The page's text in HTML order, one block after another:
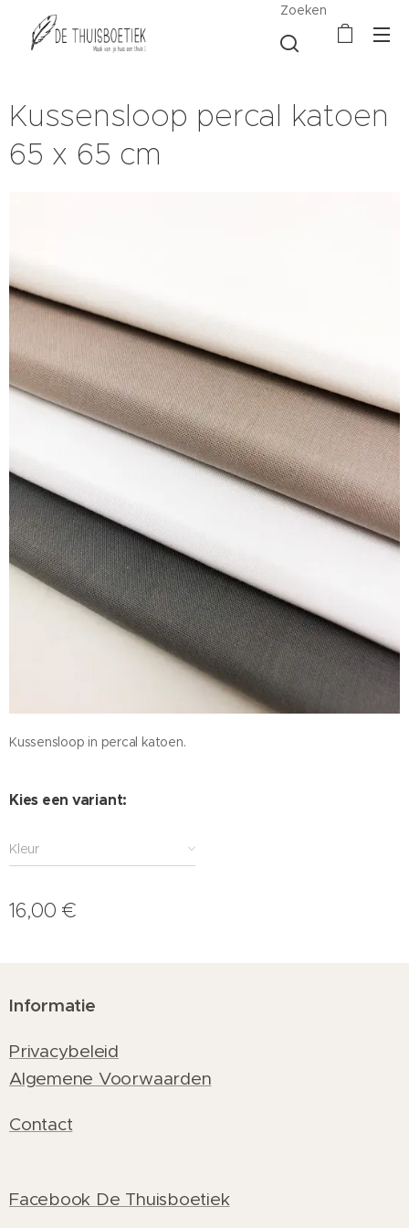
Zoeken
Kussensloop percal katoen
65 x 65 cm
Kussensloop in percal katoen.
Kies een variant:
Kleur
16,00 €
Informatie
Privacybeleid
Algemene Voorwaarden
Contact
Facebook De Thuisboetiek